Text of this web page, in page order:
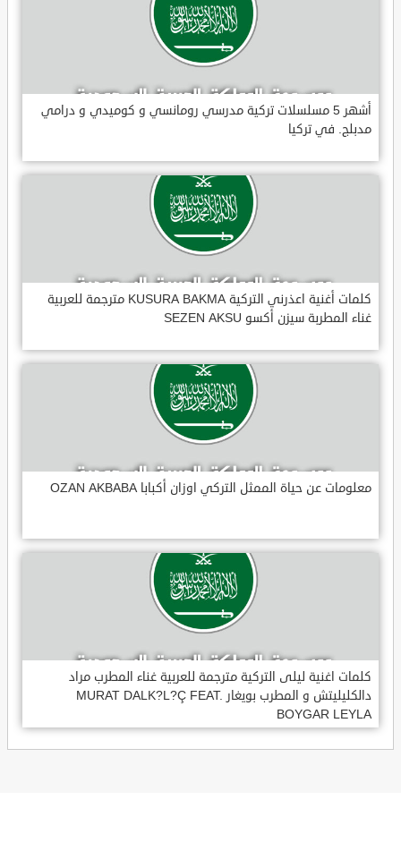
أشهر 5 مسلسلات تركية مدرسي رومانسي و كوميدي و درامي
مدبلج. في تركيا
كلمات أغنية اعذرني التركية KUSURA BAKMA مترجمة للعربية
غناء المطربة سيزن أكسو SEZEN AKSU
معلومات عن حياة الممثل التركي اوزان أكبابا OZAN AKBABA
كلمات اغنية ليلى التركية مترجمة للعربية غناء المطرب مراد
دالكليليتش و المطرب بويغار MURAT DALK?L?Ç FEAT.
BOYGAR LEYLA